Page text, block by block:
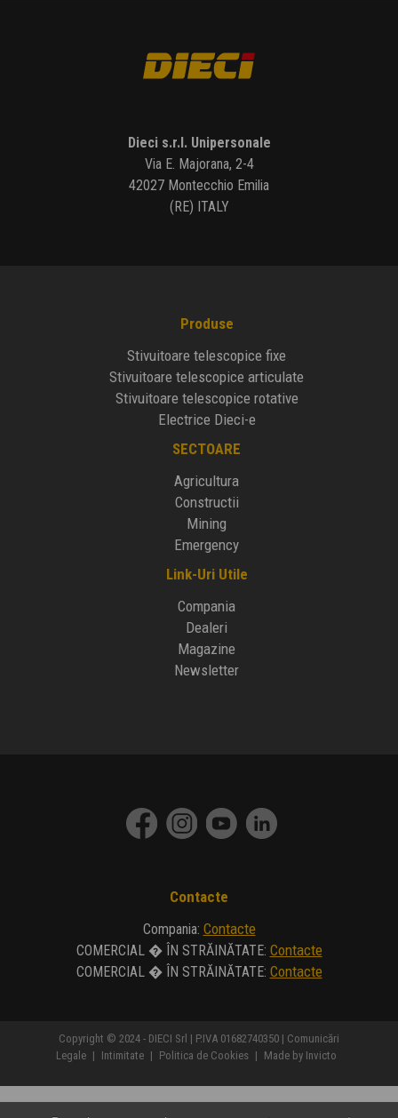
Dieci s.r.l. Unipersonale
Via E. Majorana, 2-4
42027 Montecchio Emilia
(RE) ITALY
Produse
Stivuitoare telescopice fixe
Stivuitoare telescopice articulate
Stivuitoare telescopice rotative
Electrice Dieci-e
SECTOARE
Agricultura
Constructii
Mining
Emergency
Link-Uri Utile
Compania
Dealeri
Magazine
Newsletter
Contacte
Compania: Contacte
COMERCIAL � ÎN STRĂINĂTATE: Contacte
COMERCIAL � ÎN STRĂINĂTATE: Contacte
Copyright © 2024 - DIECI Srl | P.IVA 01682740350 | Comunicări
Legale | Intimitate | Politica de Cookies | Made by Invicto